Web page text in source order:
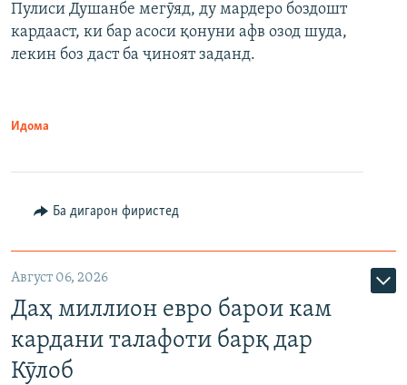
Пулиси Душанбе мегӯяд, ду мардеро боздошт
кардааст, ки бар асоси қонуни афв озод шуда,
лекин боз даст ба ҷиноят заданд.
Идома
Ба дигарон фиристед
Август 06, 2026
Даҳ миллион евро барои кам
кардани талафоти барқ дар
Кӯлоб